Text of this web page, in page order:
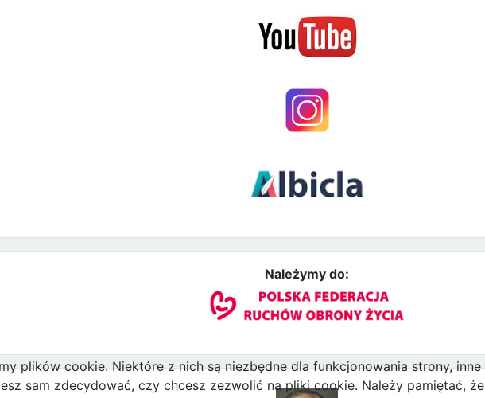
Należymy do:
plików cookie. Niektóre z nich są niezbędne dla funkcjonowania strony,
sam zdecydować, czy chcesz zezwolić na pliki cookie. Należy pamiętać,